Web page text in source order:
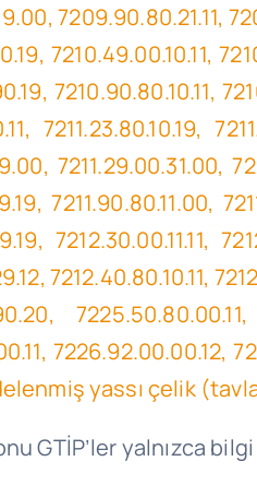
7209.90.80.21.11,
7210.49.00.10.11,
7210.90.80.10.11,
7211.23.80.10.19,
7211.29.00.31.00,
7211.90.80.11.00,
7212.30.00.11.11,
7212.40.80.10.11,
7226.92.00.00.12,
yassı çelik
GTİP’leryalnızca